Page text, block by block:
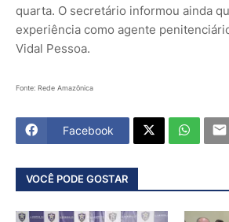
quarta. O secretário informou ainda
experiência como agente
Vidal Pessoa.
Fonte: Rede Amazônica
Facebook
VOCÊ PODE GOSTAR